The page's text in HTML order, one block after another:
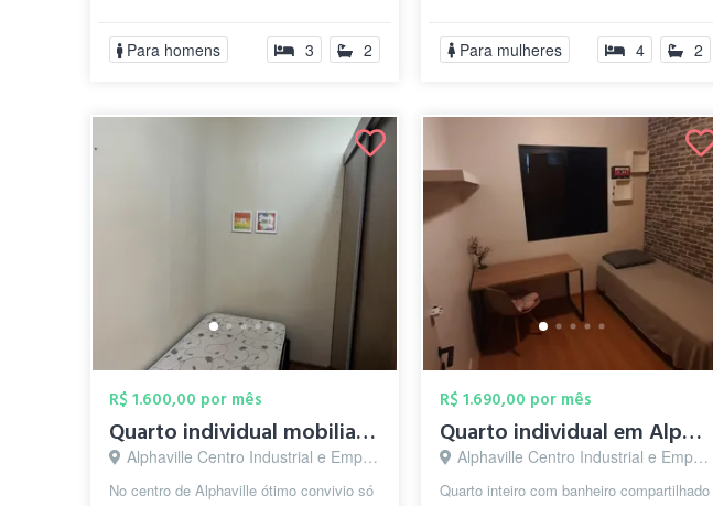
co...
Para homens 3 2
das melho...
Para mulheres 4 2
R$ 1.600,00 por mês
Quarto individual mobiliado
Alphaville Centro Industrial e Empresarial/Alphaville., Barueri - SP
No centro de Alphaville ótimo convivio só
R$ 1.690,00 por mês
Quarto individual em Alphaville (CENTRO ...
Alphaville Centro Industrial e Empresarial/Alphaville., Barueri - SP
Quarto inteiro com banheiro compartilhado